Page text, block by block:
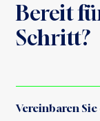
Bereit
Schritt?
Vereinbaren